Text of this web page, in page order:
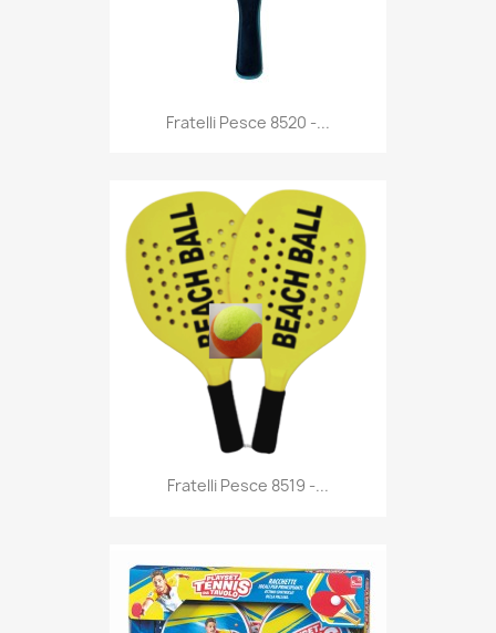
Anteprima
Fratelli Pesce 8520 -...
Anteprima
Fratelli Pesce 8519 -...